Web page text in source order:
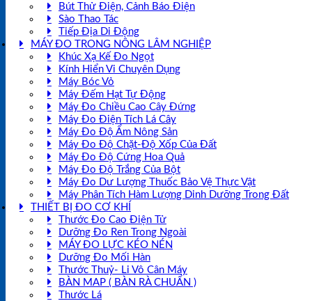
Bút Thử Điện, Cảnh Báo Điện
Sào Thao Tác
Tiếp Địa Di Động
MÁY ĐO TRONG NÔNG LÂM NGHIỆP
Khúc Xạ Kế Đo Ngọt
Kính Hiển Vi Chuyên Dụng
Máy Bóc Vỏ
Máy Đếm Hạt Tự Động
Máy Đo Chiều Cao Cây Đứng
Máy Đo Điện Tích Lá Cây
Máy Đo Độ Ẩm Nông Sản
Máy Đo Độ Chặt-Độ Xốp Của Đất
Máy Đo Độ Cứng Hoa Quả
Máy Đo Độ Trắng Của Bột
Máy Đo Dư Lượng Thuốc Bảo Vệ Thực Vật
Máy Phân Tích Hàm Lượng Dinh Dưỡng Trong Đất
THIẾT BỊ ĐO CƠ KHÍ
Thước Đo Cao Điện Tử
Dưỡng Đo Ren Trong Ngoài
MÁY ĐO LỰC KÉO NÉN
Dưỡng Đo Mối Hàn
Thước Thuỷ- Li Vô Cân Máy
BÀN MAP ( BÀN RÀ CHUẨN )
Thước Lá